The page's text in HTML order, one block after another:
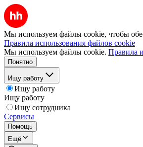
Мы используем файлы cookie, чтобы
Правила использования файлов cookie
Мы используем файлы cookie. Правила
Понятно
Ищу работу
Ищу работу
Ищу работу
Ищу сотрудника
Сервисы
Помощь
Ещё